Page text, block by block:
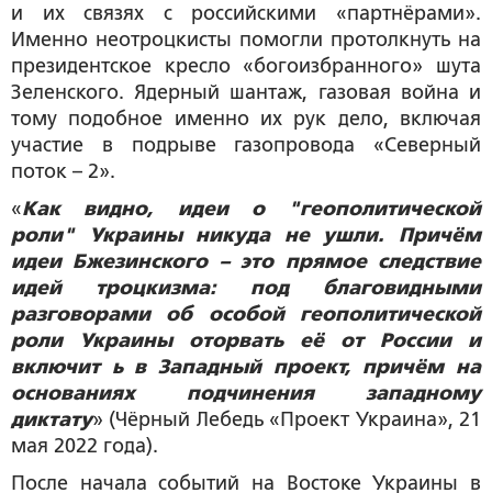
и их связях с российскими «партнёрами».
Именно неотроцкисты помогли протолкнуть на
президентское кресло «богоизбранного» шута
Зеленского. Ядерный шантаж, газовая война и
тому подобное именно их рук дело, включая
участие в подрыве газопровода «Северный
поток – 2».
«Как видно, идеи о "геополитической
роли" Украины никуда не ушли. Причём
идеи Бжезинского – это прямое следствие
идей троцкизма: под благовидными
разговорами об особой геополитической
роли Украины оторвать её от России и
включит ь в Западный проект, причём на
основаниях подчинения западному
диктату» (Чёрный Лебедь «Проект Украина», 21
мая 2022 года).
После начала событий на Востоке Украины в